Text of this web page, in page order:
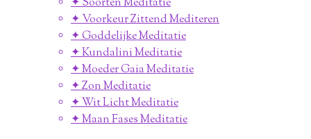
✦ Soorten Meditatie
✦ Voorkeur Zittend Mediteren
✦ Goddelijke Meditatie
✦ Kundalini Meditatie
✦ Moeder Gaia Meditatie
✦ Zon Meditatie
✦ Wit Licht Meditatie
✦ Maan Fases Meditatie